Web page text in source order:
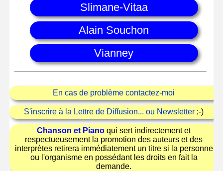
Slimane-Vitaa
Alain Souchon
Vianney
En cas de problème contactez-moi
S'inscrire à la Lettre de Diffusion... ou Newsletter ;-)
Chanson et Piano qui sert indirectement et
respectueusement la promotion des auteurs et des
interprètes retirera immédiatement un titre si la personne
ou l'organisme en possédant les droits en fait la
demande.